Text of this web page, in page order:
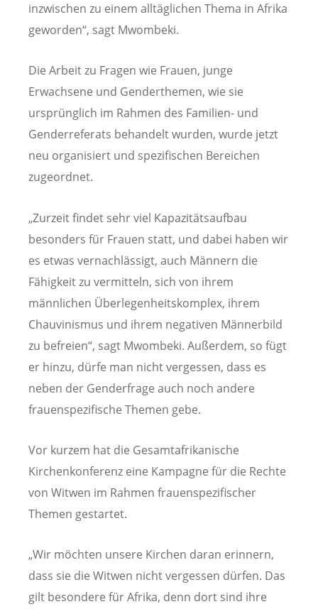
inzwischen zu einem alltäglichen Thema in Afrika
geworden“, sagt Mwombeki.
Die Arbeit zu Fragen wie Frauen, junge
Erwachsene und Genderthemen, wie sie
ursprünglich im Rahmen des Familien- und
Genderreferats behandelt wurden, wurde jetzt
neu organisiert und spezifischen Bereichen
zugeordnet.
„Zurzeit findet sehr viel Kapazitätsaufbau
besonders für Frauen statt, und dabei haben wir
es etwas vernachlässigt, auch Männern die
Fähigkeit zu vermitteln, sich von ihrem
männlichen Überlegenheitskomplex, ihrem
Chauvinismus und ihrem negativen Männerbild
zu befreien“, sagt Mwombeki. Außerdem, so fügt
er hinzu, dürfe man nicht vergessen, dass es
neben der Genderfrage auch noch andere
frauenspezifische Themen gebe.
Vor kurzem hat die Gesamtafrikanische
Kirchenkonferenz eine Kampagne für die Rechte
von Witwen im Rahmen frauenspezifischer
Themen gestartet.
„Wir möchten unsere Kirchen daran erinnern,
dass sie die Witwen nicht vergessen dürfen. Das
gilt besondere für Afrika, denn dort sind ihre